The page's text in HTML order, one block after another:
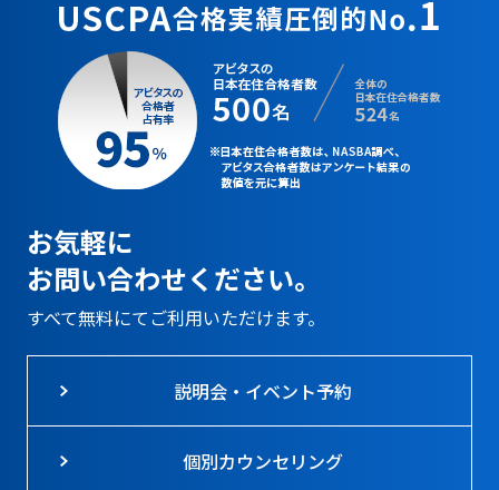
お気軽に
お問い合わせください。
すべて無料にてご利用いただけます。
説明会・イベント予約
個別カウンセリング